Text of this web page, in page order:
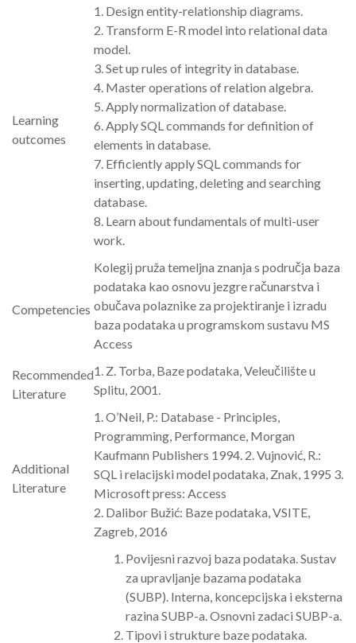
Learning
outcomes
1. Design entity-relationship diagrams.
2. Transform E-R model into relational data
model.
3. Set up rules of integrity in database.
4. Master operations of relation algebra.
5. Apply normalization of database.
6. Apply SQL commands for definition of
elements in database.
7. Efficiently apply SQL commands for
inserting, updating, deleting and searching
database.
8. Learn about fundamentals of multi-user
work.
Competencies
Kolegij pruža temeljna znanja s područja baza
podataka kao osnovu jezgre računarstva i
obučava polaznike za projektiranje i izradu
baza podataka u programskom sustavu MS
Access
Recommended
Literature
1. Z. Torba, Baze podataka, Veleučilište u
Splitu, 2001.
Additional
Literature
1. O’Neil, P.: Database - Principles,
Programming, Performance, Morgan
Kaufmann Publishers 1994. 2. Vujnović, R.:
SQL i relacijski model podataka, Znak, 1995 3.
Microsoft press: Access
2. Dalibor Bužić: Baze podataka, VSITE,
Zagreb, 2016
Povijesni razvoj baza podataka. Sustav
za upravljanje bazama podataka
(SUBP). Interna, koncepcijska i eksterna
razina SUBP-a. Osnovni zadaci SUBP-a.
Tipovi i strukture baze podataka.